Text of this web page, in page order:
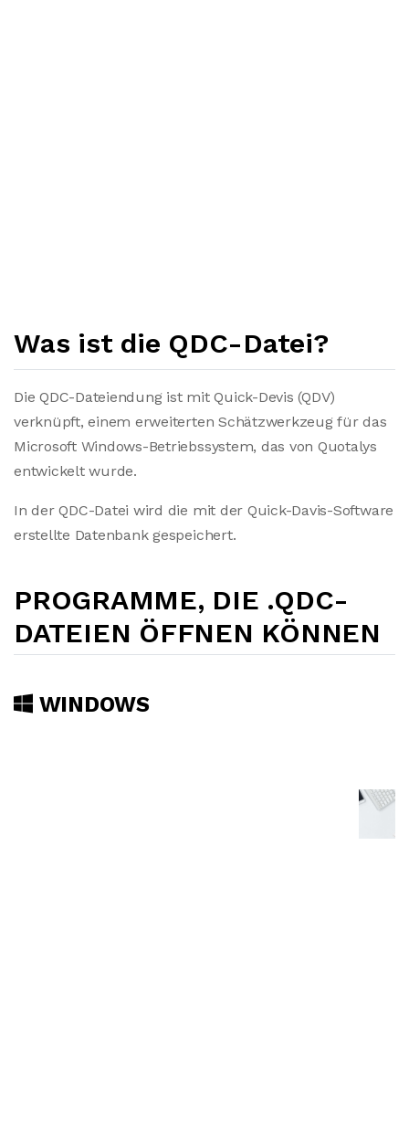
Was ist die QDC-Datei?
Die QDC-Dateiendung ist mit Quick-Devis (QDV)
verknüpft, einem erweiterten Schätzwerkzeug für das
Microsoft Windows-Betriebssystem, das von Quotalys
entwickelt wurde.
In der QDC-Datei wird die mit der Quick-Davis-Software
erstellte Datenbank gespeichert.
PROGRAMME, DIE .QDC-
DATEIEN ÖFFNEN KÖNNEN
WINDOWS